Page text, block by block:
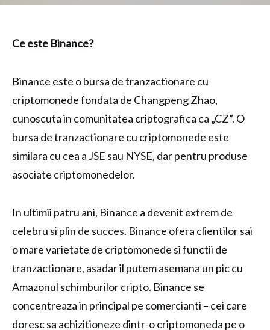
Ce este Binance?
Binance este o bursa de tranzactionare cu
criptomonede fondata de Changpeng Zhao,
cunoscuta in comunitatea criptografica ca „CZ”. O
bursa de tranzactionare cu criptomonede este
similara cu cea a JSE sau NYSE, dar pentru produse
asociate criptomonedelor.
In ultimii patru ani, Binance a devenit extrem de
celebru si plin de succes. Binance ofera clientilor sai
o mare varietate de criptomonede si functii de
tranzactionare, asadar il putem asemana un pic cu
Amazonul schimburilor cripto. Binance se
concentreaza in principal pe comercianti – cei care
doresc sa achizitioneze dintr-o criptomoneda pe o